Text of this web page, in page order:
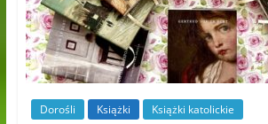
Dorośli Książki Książki katolickie